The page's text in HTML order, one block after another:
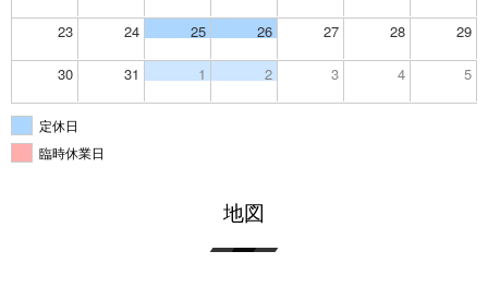
23 24 25 26 27 28 29
30 31 1 2 3 4 5
定休日
臨時休業日
地図